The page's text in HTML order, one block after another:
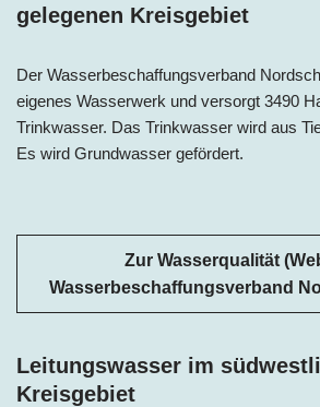
gelegenen Kreisgebiet
Der Wasserbeschaffungsverband
eigenes Wasserwerk und versorgt 3490
Trinkwasser. Das Trinkwasser wird aus
Es wird Grundwasser gefördert.
Zur Wasserqualität
Wasserbeschaffungsverband
Leitungswasser im
Kreisgebiet